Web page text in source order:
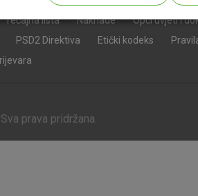
Tečajna lista Naknade Opći uvjeti i
PSD2 Direktiva Etički kodeks
prava pridržana.